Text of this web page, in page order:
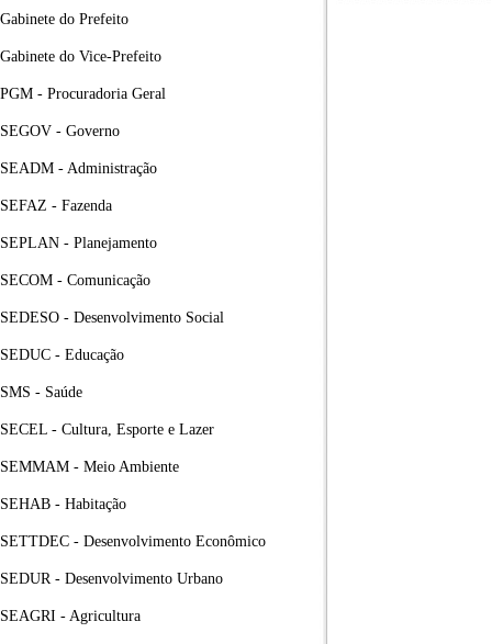
Gabinete do Prefeito
Gabinete do Vice-Prefeito
PGM - Procuradoria Geral
SEGOV - Governo
SEADM - Administração
SEFAZ - Fazenda
SEPLAN - Planejamento
SECOM - Comunicação
SEDESO - Desenvolvimento Social
SEDUC - Educação
SMS - Saúde
SECEL - Cultura, Esporte e Lazer
SEMMAM - Meio Ambiente
SEHAB - Habitação
SETTDEC - Desenvolvimento Econômico
SEDUR - Desenvolvimento Urbano
SEAGRI - Agricultura